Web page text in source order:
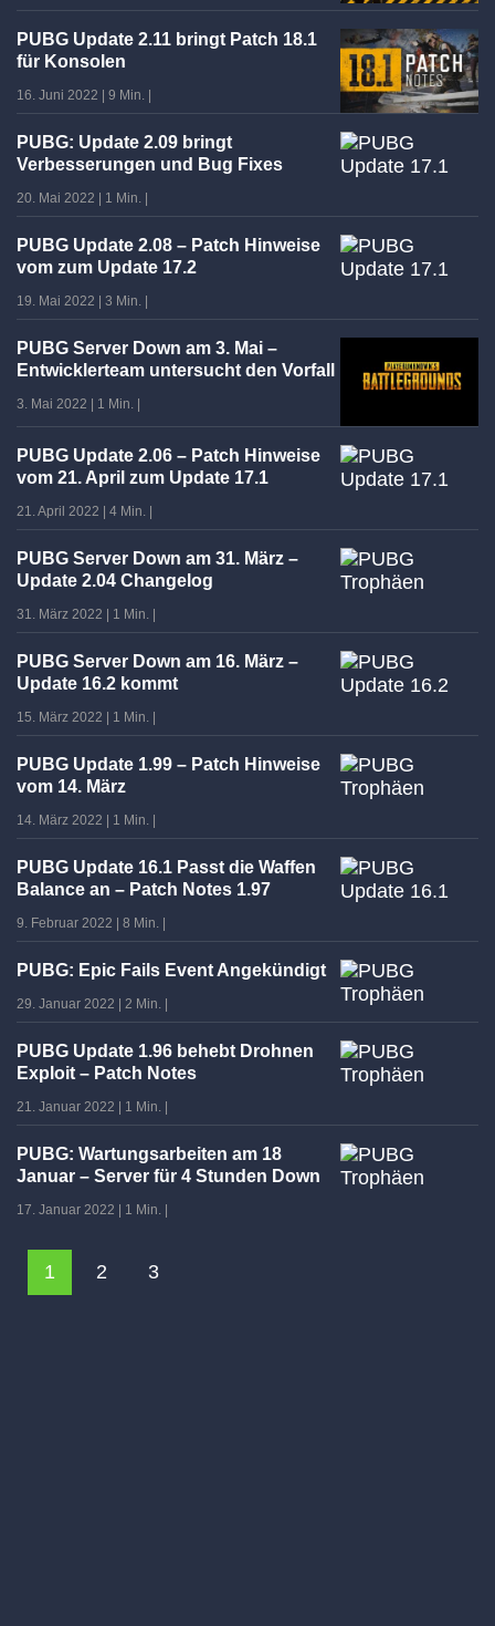
PUBG Update 2.11 bringt Patch 18.1
für Konsolen
16. Juni 2022 | 9 Min. |
PUBG: Update 2.09 bringt
Verbesserungen und Bug Fixes
20. Mai 2022 1 Min.
PUBG Update 2.08 – Patch Hinweise
vom zum Update 17.2
19. Mai 2022 3 Min.
PUBG Server Down am 3. Mai –
Entwicklerteam untersucht den Vorfall
3. Mai 2022 1 Min.
PUBG Update 2.06 – Patch Hinweise
vom 21. April zum Update 17.1
21. April 2022 | 4 Min. |
PUBG Server Down am 31. März –
Update 2.04 Changelog
31. März 2022 | 1 Min. |
PUBG Server Down am 16. März –
Update 16.2 kommt
15. März 2022 | 1 Min. |
PUBG Update 1.99 – Patch Hinweise
vom 14. März
14. März 2022 | 1 Min. |
PUBG Update 16.1 Passt die Waffen
Balance an – Patch Notes 1.97
9. Februar 2022 | 8 Min. |
PUBG: Epic Fails Event Angekündigt
29. Januar 2022 | 2 Min. |
PUBG Update 1.96 behebt Drohnen
Exploit – Patch Notes
21. Januar 2022 | 1 Min. |
PUBG: Wartungsarbeiten am 18
Januar – Server für 4 Stunden Down
17. Januar 2022 | 1 Min. |
1 2 3